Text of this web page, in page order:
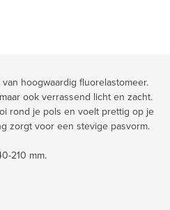
hoogwaardig fluorelastomeer.
ook verrassend licht en zacht.
rond je pols en voelt prettig op je
zorgt voor een stevige pasvorm.
210 mm.